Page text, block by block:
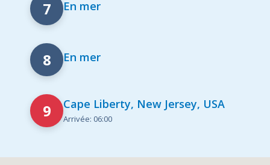
7 En mer
8 En mer
9 Cape Liberty, New Jersey, USA
Arrivée: 06:00